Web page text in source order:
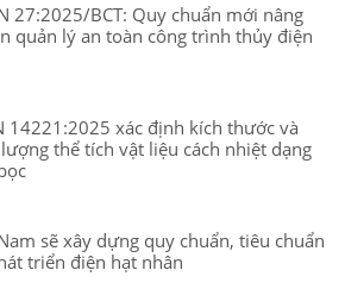
27:2025/BCT: Quy chuẩn mới nâng
quản lý an toàn công trình thủy điện
14221:2025 xác định kích thước và
thể tích vật liệu cách nhiệt dạng
sẽ xây dựng quy chuẩn, tiêu chuẩn
triển điện hạt nhân